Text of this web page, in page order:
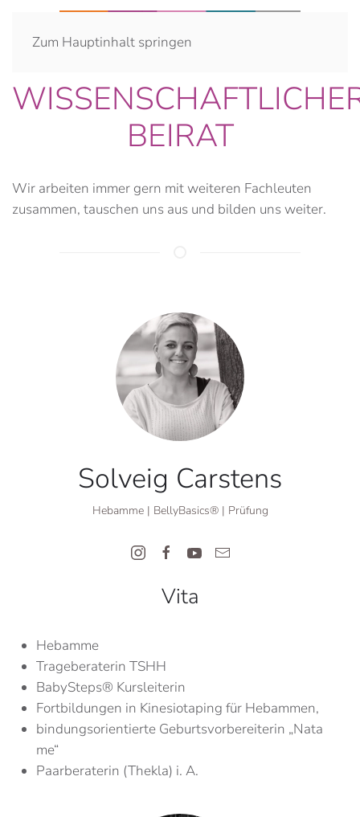
Zum Hauptinhalt springen
BEIRAT
Wir arbeiten immer gern mit weiteren Fachleuten
zusammen, tauschen uns aus und bilden uns weiter.
Solveig Carstens
Hebamme | BellyBasics® | Prüfung
Vita
Hebamme
Trageberaterin TSHH
BabySteps® Kursleiterin
Fortbildungen in Kinesiotaping für Hebammen,
bindungsorientierte Geburtsvorbereiterin „Nata
me“
Paarberaterin (Thekla) i. A.